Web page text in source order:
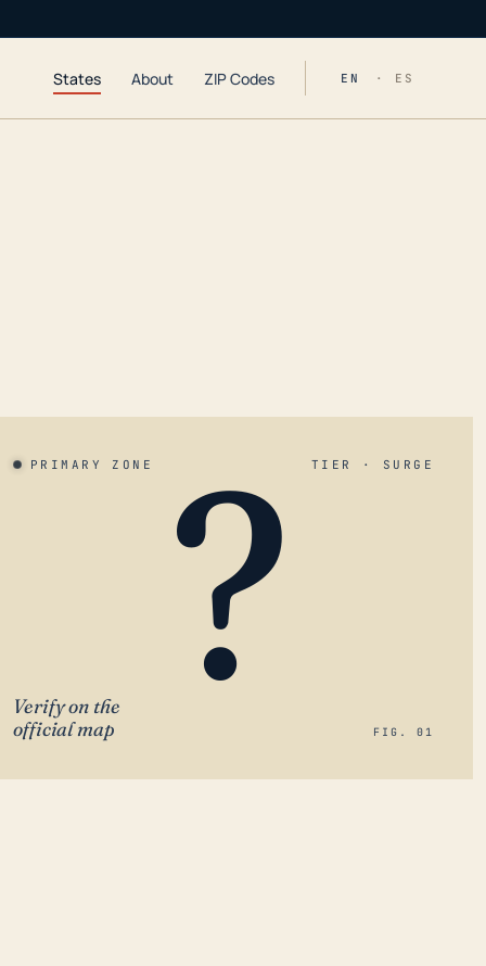
States About ZIP Codes EN · ES
PRIMARY ZONE TIER · SURGE
?
Verify on the
official map
FIG. 01